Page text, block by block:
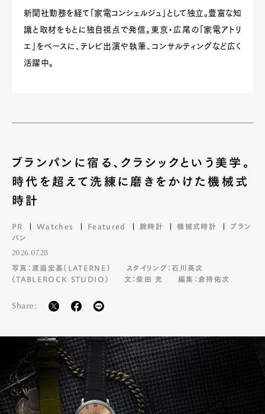
新聞社勤務を経て「家電コンシェルジュ」として独立。豊富な知
識と取材をもとに独自視点で発信。東京・広尾の「家電アトリ
エ」をベースに、テレビ出演や執筆、コンサルティングなど広く
活躍中。
ブランパンに宿る、クラシックという美学。
時代を超えて洗練に磨きをかけた機械式
時計
PR Watches Featured 腕時計 機械式時計
ブラン
パン
2026.07.28
写真：渡邉宏基（LATERNE）
スタイリング：石川英次
（TABLEROCK STUDIO）
文：柴田 充 編集：倉持佑次
Share: